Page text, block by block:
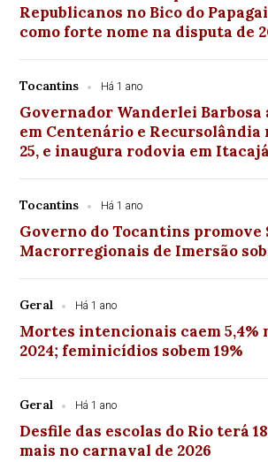
Republicanos no Bico do
como forte nome na disputa de
Tocantins Há 1 ano
Governador Wanderlei Barbosa
em Centenário e Recursolândia
25, e inaugura rodovia em
Tocantins Há 1 ano
Governo do Tocantins promove
Macrorregionais de Imersão
Geral Há 1 ano
Mortes intencionais caem 5,4%
2024; feminicídios sobem 19%
Geral Há 1 ano
Desfile das escolas do Rio terá
mais no carnaval de 2026